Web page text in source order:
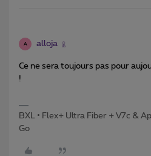
A alloja
Ce ne sera toujours pas pour
!
BXL • Flex+ Ultra Fiber + V7c &
Go